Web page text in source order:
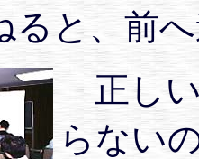
ると、前
正しい
らない